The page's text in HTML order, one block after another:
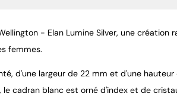
- Elan Lumine Silver, une
femmes.
d'une largeur de 22 mm et d'une
le cadran blanc est orné d'index et de